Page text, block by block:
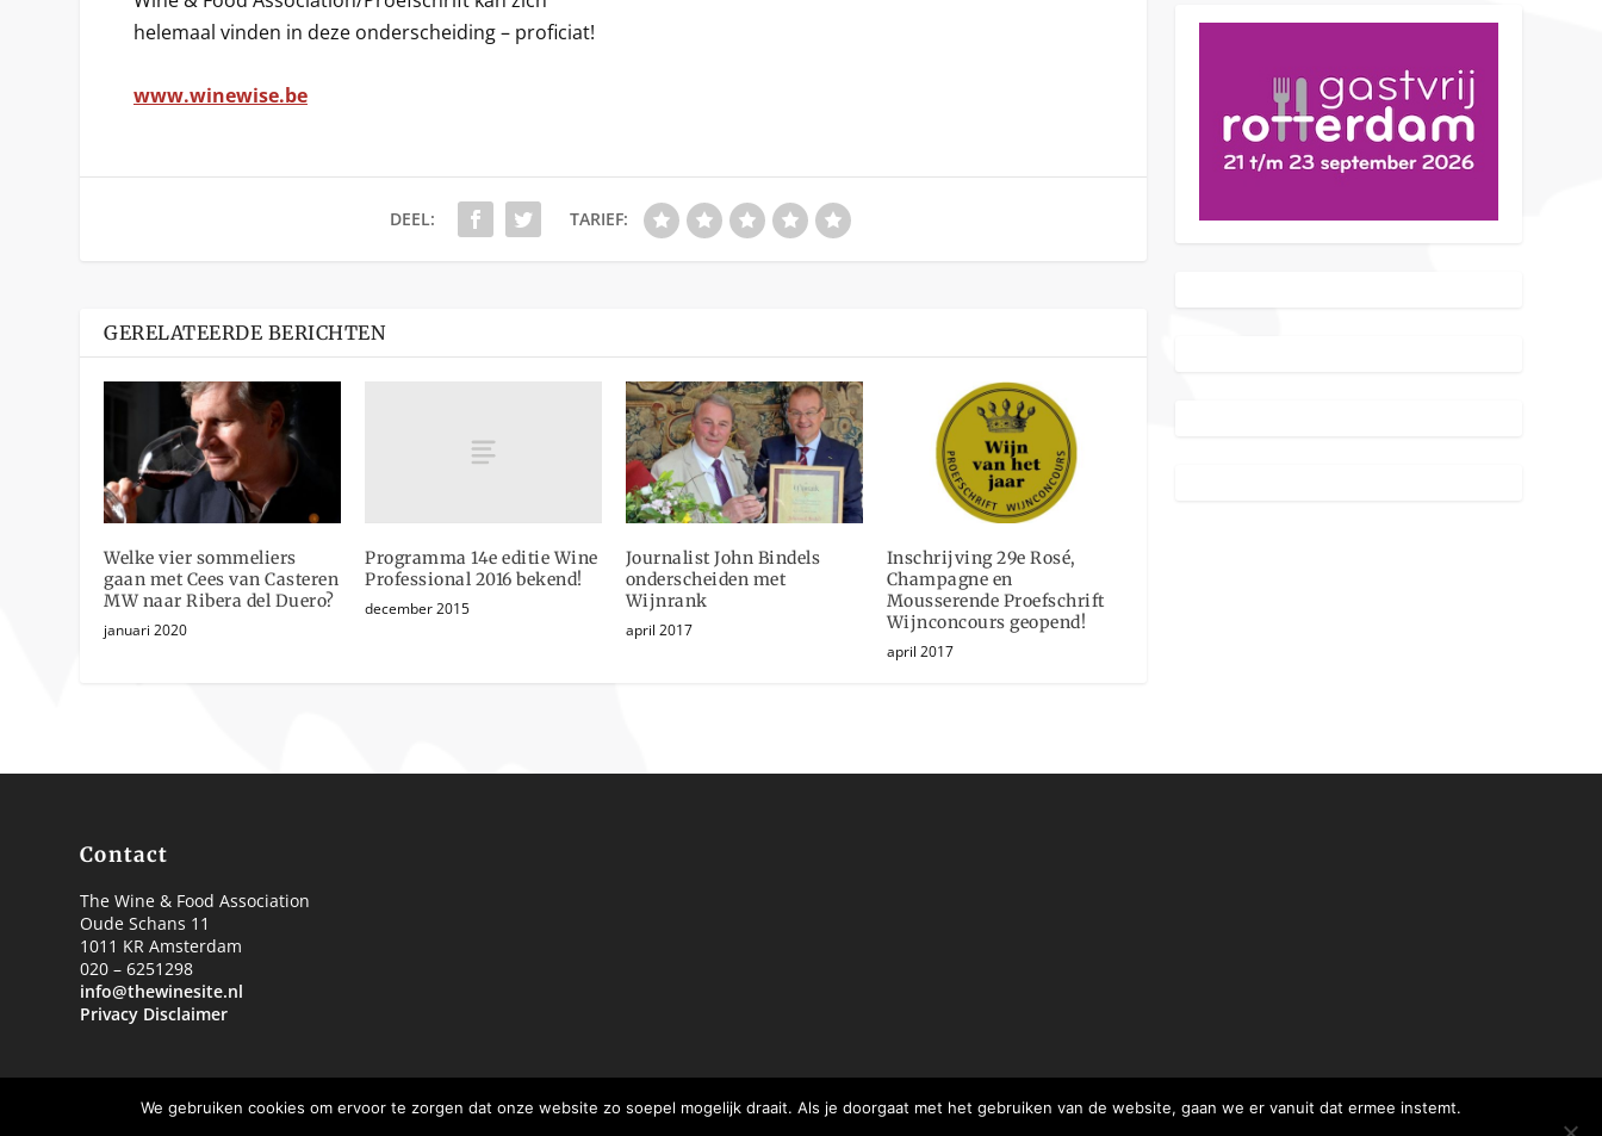
helemaal vinden in deze onderscheiding – proficiat!
www.winewise.be
DEEL: TARIEF:
GERELATEERDE BERICHTEN
Welke vier sommeliers
gaan met Cees van Casteren
MW naar Ribera del Duero?
januari 2020
Programma 14e editie Wine
Professional 2016 bekend!
december 2015
Journalist John Bindels
onderscheiden met
Wijnrank
april 2017
Inschrijving 29e Rosé,
Champagne en
Mousserende Proefschrift
Wijnconcours geopend!
april 2017
Contact
The Wine & Food Association
Oude Schans 11
1011 KR Amsterdam
020 – 6251298
info@thewinesite.nl
Privacy Disclaimer
We gebruiken cookies om ervoor te zorgen dat onze website zo soepel mogelijk draait. Als je doorgaat met het gebruiken van de website, gaan we er vanuit dat ermee instemt.